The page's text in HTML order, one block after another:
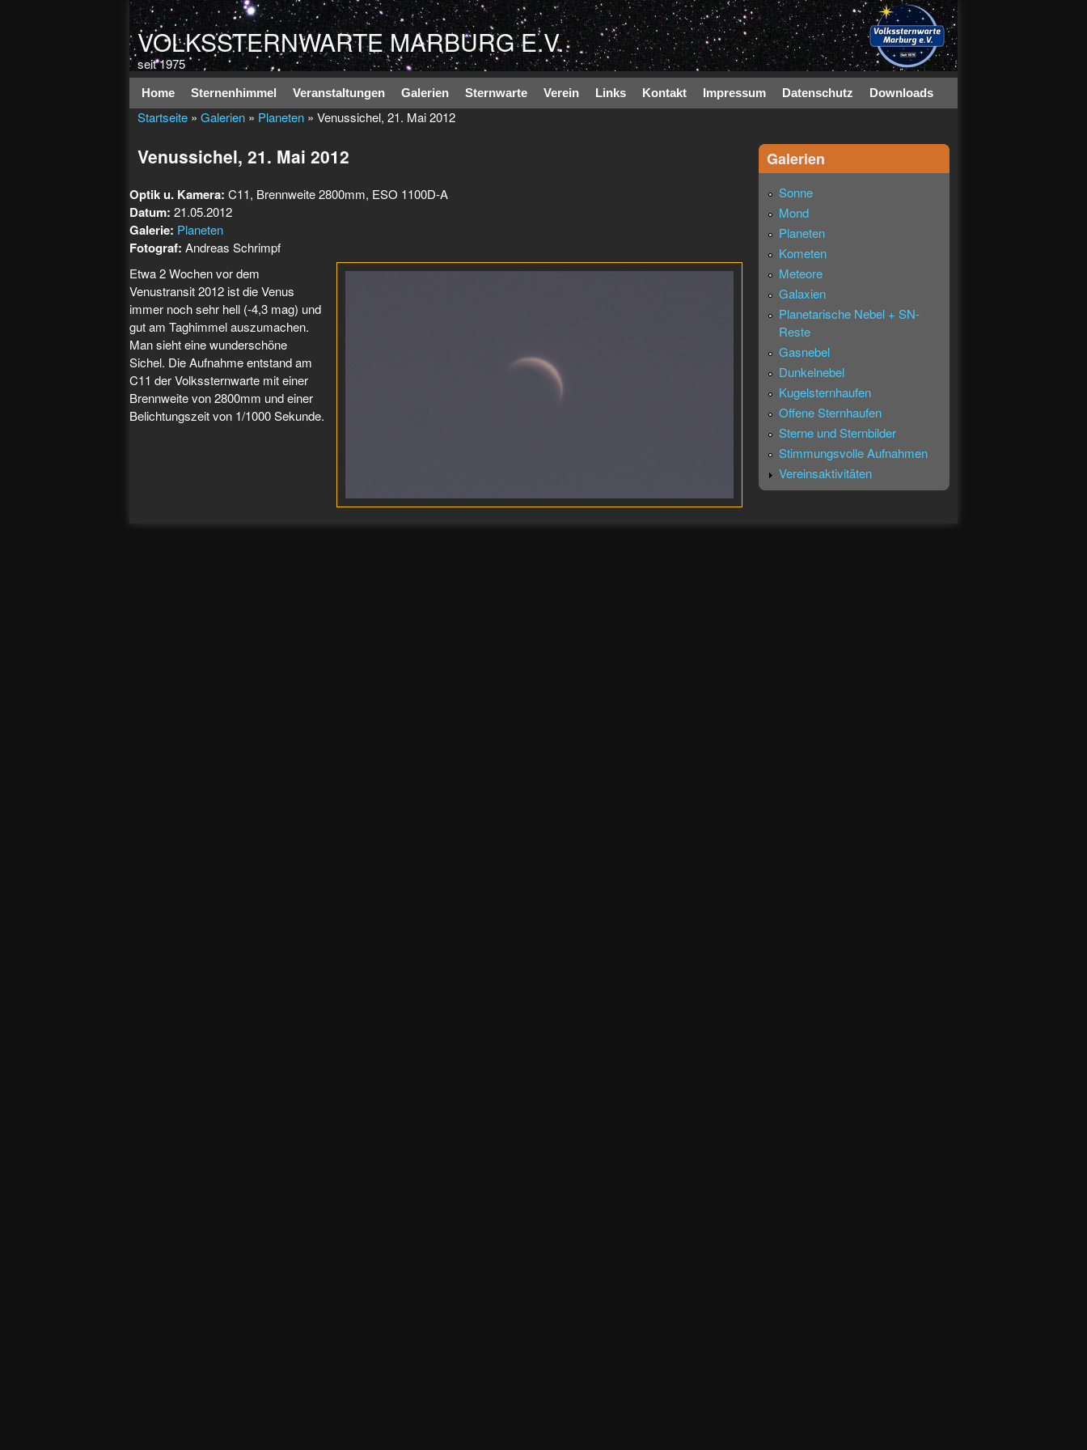
Direkt zum Inhalt
VOLKSSTERNWARTE MARBURG E.V.
seit 1975
Hauptmenü
Home Sternenhimmel Veranstaltungen Galerien Sternwarte Verein Links Kontakt Impressum Datenschutz Downloads
Startseite » Galerien » Planeten » Venussichel, 21. Mai 2012
Venussichel, 21. Mai 2012
Optik u. Kamera: C11, Brennweite 2800mm, ESO 1100D-A
Datum: 21.05.2012
Galerie: Planeten
Fotograf: Andreas Schrimpf
Etwa 2 Wochen vor dem
Venustransit 2012 ist die Venus
immer noch sehr hell (-4,3 mag) und
gut am Taghimmel auszumachen.
Man sieht eine wunderschöne
Sichel. Die Aufnahme entstand am
C11 der Volkssternwarte mit einer
Brennweite von 2800mm und einer
Belichtungszeit von 1/1000 Sekunde.
Galerien
Sonne
Mond
Planeten
Kometen
Meteore
Galaxien
Planetarische Nebel + SN-
Reste
Gasnebel
Dunkelnebel
Kugelsternhaufen
Offene Sternhaufen
Sterne und Sternbilder
Stimmungsvolle Aufnahmen
Vereinsaktivitäten